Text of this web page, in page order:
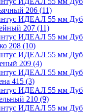
206 (11)
ИДЕАЛ 55 мм Дуб
207 (11)
ИДЕАЛ 55 мм Дуб
208 (10)
ИДЕАЛ 55 мм Дуб
209 (4)
ИДЕАЛ 55 мм Дуб
415 (3)
ИДЕАЛ 55 мм Дуб
210 (9)
ИДЕАЛ 55 мм Дуб